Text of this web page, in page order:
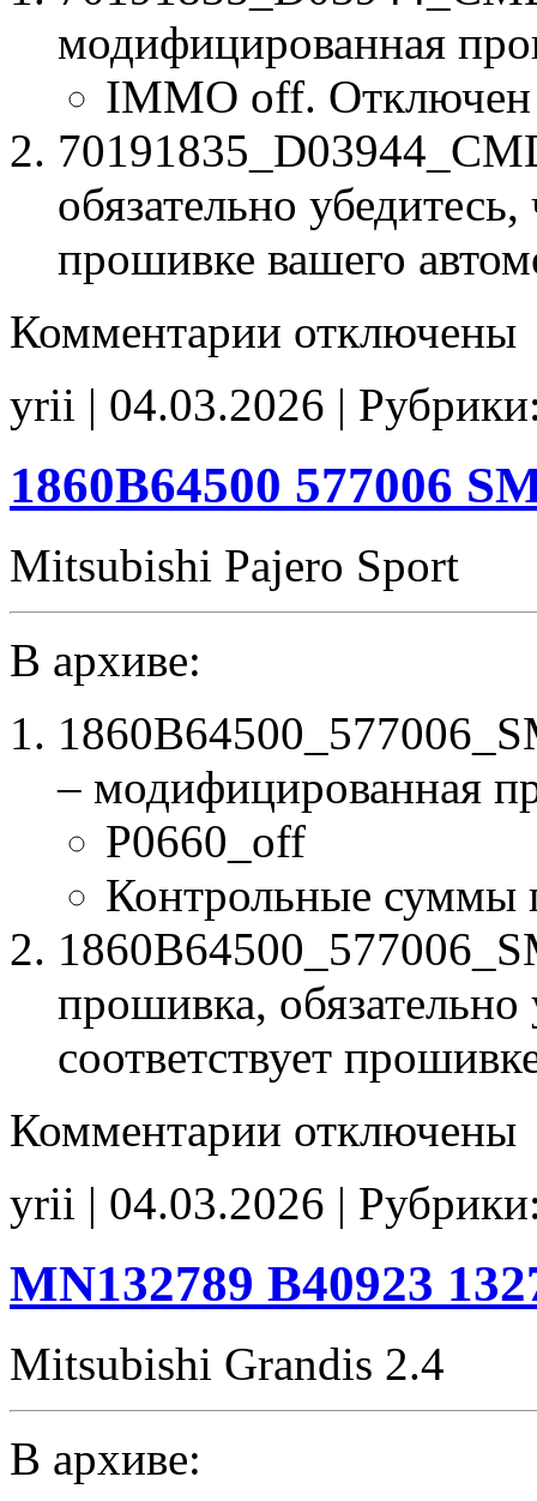
модифицированная
IMMO off. Отключен
обязательно
прошивке вашего
Комментарии записи
CMD039
IMMO_off
отключены
yrii | 04.03.2026 |
1860B64500 577006
Mitsubishi Pajero Sport
В архиве:
– модифицированная
P0660_off
Контрольные суммы
прошивка, обязательно
соответствует
Комментарии записи
SM5770
P0660
CHK(ok)
отключены
yrii | 04.03.2026 |
MN132789 B40923
Mitsubishi Grandis 2.4
В архиве: